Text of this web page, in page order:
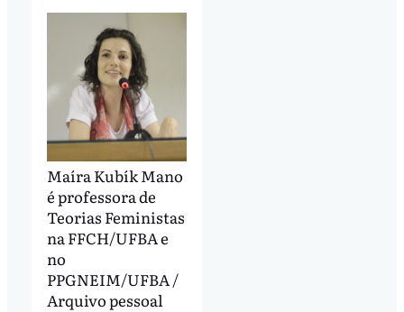
Maíra Kubík Mano
é professora de
Teorias Feministas
na FFCH/UFBA e
no
PPGNEIM/UFBA /
Arquivo pessoal